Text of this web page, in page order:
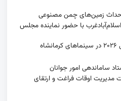
احداث زمین‌های چمن مصنوعی
با حضور نماینده مجلس
ساماندهی امور جوانان
مدیریت اوقات فراغت و ارتقای